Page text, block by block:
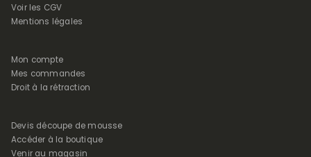
Voir les CGV
Mentions légales
Mon compte
Mes commandes
Droit à la rétraction
Devis découpe de mousse
Accéder à la boutique
Venir au magasin